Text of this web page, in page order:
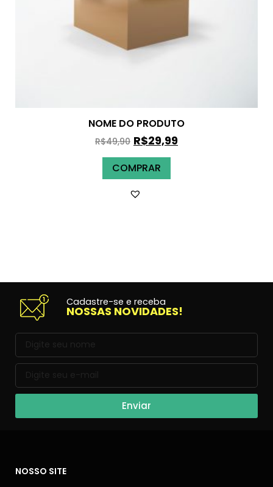
NOME DO PRODUTO
R$49,90 R$29,99
COMPRAR
Cadastre-se e receba
NOSSAS NOVIDADES!
Enviar
NOSSO SITE